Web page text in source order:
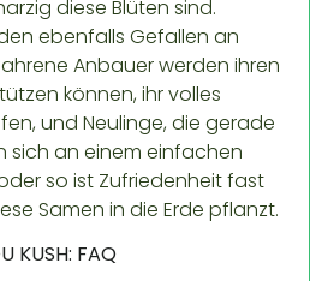
diese Blüten sind.
ebenfalls Gefallen an
Anbauer werden ihren
können, ihr volles
und Neulinge, die gerade
sich an einem einfachen
so ist Zufriedenheit fast
Samen in die Erde pflanzt.
KUSH: FAQ